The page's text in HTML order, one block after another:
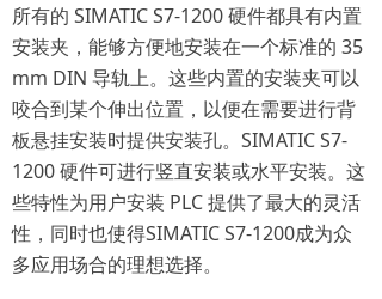
所有的 SIMATIC S7-1200 硬件都具有内置
安装夹，能够方便地安装在一个标准的 35
mm DIN 导轨上。这些内置的安装夹可以
咬合到某个伸出位置，以便在需要进行背
板悬挂安装时提供安装孔。SIMATIC S7-
1200 硬件可进行竖直安装或水平安装。这
些特性为用户安装 PLC 提供了最大的灵活
性，同时也使得SIMATIC S7-1200成为众
多应用场合的理想选择。